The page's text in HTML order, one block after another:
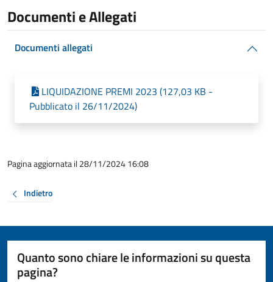
Documenti e Allegati
Documenti allegati
LIQUIDAZIONE PREMI 2023 (127,03 KB -
Pubblicato il 26/11/2024)
Pagina aggiornata il 28/11/2024 16:08
Indietro
Quanto sono chiare le informazioni su questa
pagina?